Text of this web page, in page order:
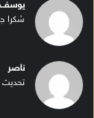
يوسف
شكرا
ناصر
تحديث